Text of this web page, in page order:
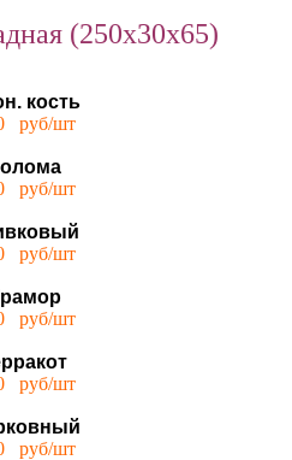
(250х30х65)
кость
руб/шт
руб/шт
руб/шт
руб/шт
руб/шт
руб/шт